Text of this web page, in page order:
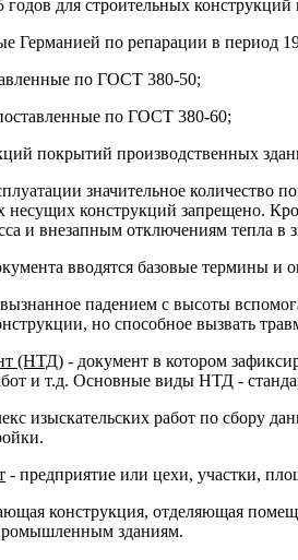
годов для строительных
Германией по репарации в период
по ГОСТ 380-50;
по ГОСТ 380-60;
покрытий производственных
значительное
несущих конструкций запрещено.
и внезапным отключениям
вводятся базовые термины и
падением с высоты
но способное вызвать
(НТД) - документ в котором
и т.д. Основные виды НТД -
изыскательских работ по сбору
- предприятие или цехи, участки,
конструкция, отделяющая
зданиям.